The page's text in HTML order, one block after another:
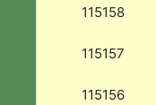
115158
115157
115156